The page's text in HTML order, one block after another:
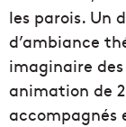
les parois. Un
d’ambiance
imaginaire
animation de
accompagnés